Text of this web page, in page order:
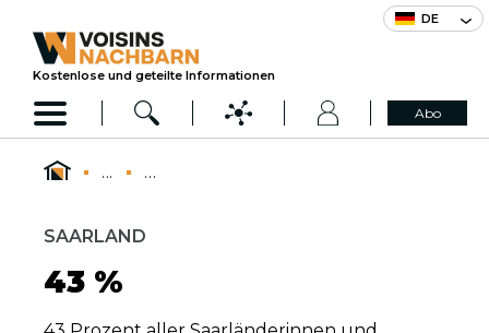
DE
Kostenlose und geteilte Informationen
Abo
... ...
SAARLAND
43 %